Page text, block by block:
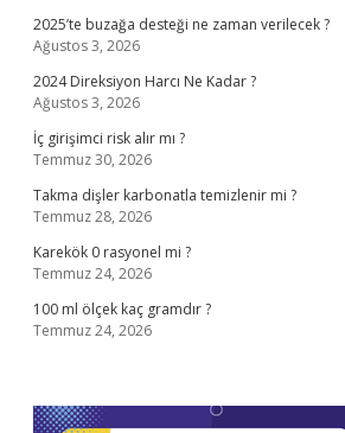
2025’te buzağa desteği ne zaman verilecek ?
Ağustos 3, 2026
2024 Direksiyon Harcı Ne Kadar ?
Ağustos 3, 2026
İç girişimci risk alır mı ?
Temmuz 30, 2026
Takma dişler karbonatla temizlenir mi ?
Temmuz 28, 2026
Karekök 0 rasyonel mi ?
Temmuz 24, 2026
100 ml ölçek kaç gramdır ?
Temmuz 24, 2026